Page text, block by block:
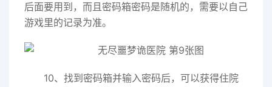
后面要用到，而且密码箱密码是随机的，需要以自己
游戏里的记录为准。
10、找到密码箱并输入密码后，可以获得住院